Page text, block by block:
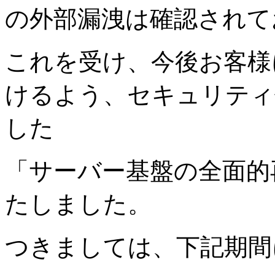
の外部漏洩は確認され
これを受け、今後お客
けるよう、セキュリテ
した
「サーバー基盤の全面
たしました。
つきましては、下記期